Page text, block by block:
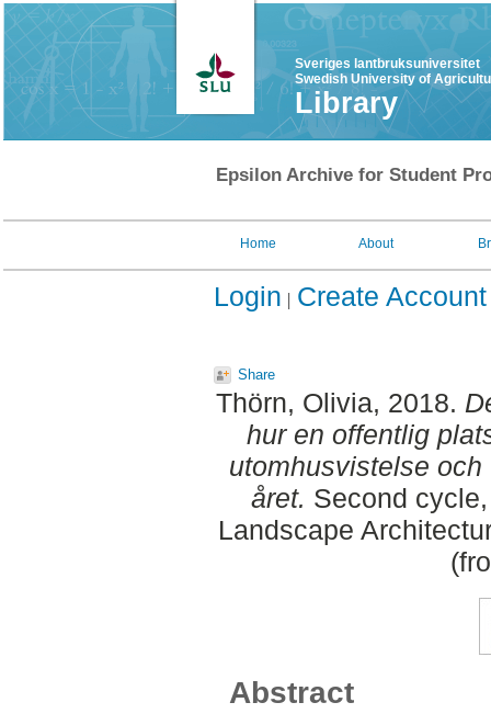
Sveriges lantbruksuniversitet
Swedish University of
Library
Epsilon Archive for Student
Home About
Login Create Account
Share
Thörn, Olivia, 2018.
hur en offentlig
utomhusvistelse
året. Second
Landscape
Abstract